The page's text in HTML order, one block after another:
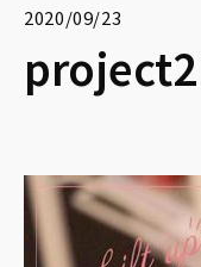
2020/09/23